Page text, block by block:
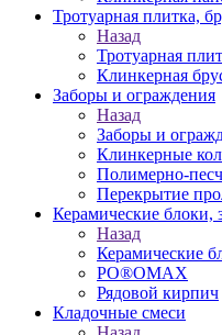
Тротуарная плитка,
Назад
Тротуарная
Клинкерная
Заборы и ограждения
Назад
Заборы и
Клинкерные
Полимерно-
Перекрытие
Керамические блоки,
Назад
Керамические
PO®OMAX
Рядовой кирпич
Кладочные смеси